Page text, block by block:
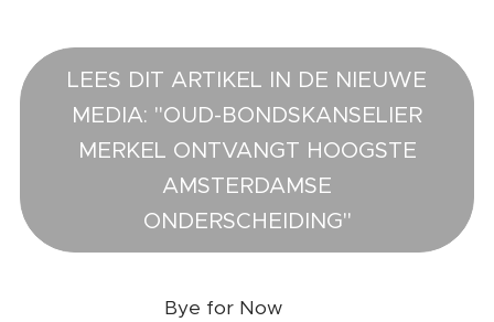
LEES DIT ARTIKEL IN DE NIEUWE
MEDIA: "OUD-BONDSKANSELIER
MERKEL ONTVANGT HOOGSTE
AMSTERDAMSE
ONDERSCHEIDING"
Bye for Now